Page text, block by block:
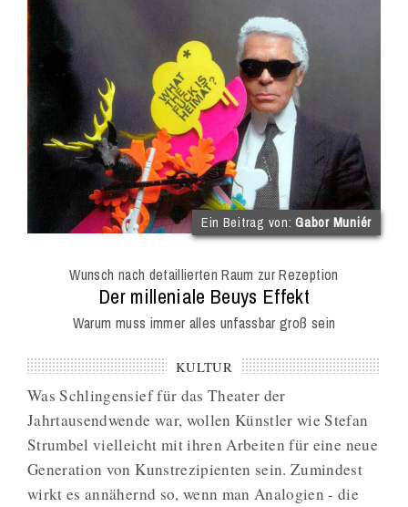
Ein Beitrag von:Gabor Muniér
Wunsch nach detaillierten Raum zur Rezeption
Der milleniale Beuys Effekt
Warum muss immer alles unfassbar groß sein
KULTUR
Was Schlingensief für das Theater der
Jahrtausendwende war, wollen Künstler wie Stefan
Strumbel vielleicht mit ihren Arbeiten für eine neue
Generation von Kunstrezipienten sein. Zumindest
wirkt es annähernd so, wenn man Analogien - die